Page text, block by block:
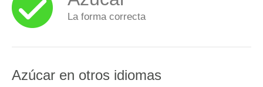
La forma correcta
Azúcar en otros idiomas